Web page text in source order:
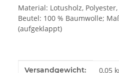
Material: Lotusholz,
Beutel: 100 % Baumwolle;
(aufgeklappt)
Produkteigenschaft
Wert
Versandgewicht: 0,05